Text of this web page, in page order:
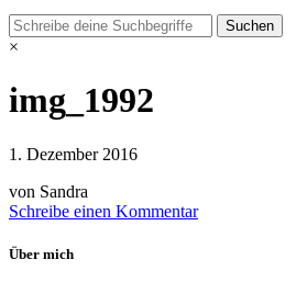
×
img_1992
1. Dezember 2016
von Sandra
Schreibe einen Kommentar
Über mich